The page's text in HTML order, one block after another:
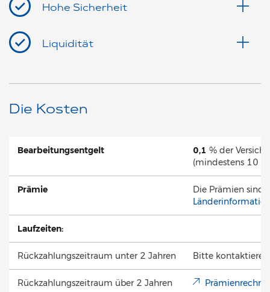
Hohe Sicherheit
Liquidität
Die Kosten
Bearbeitungsentgelt 0,1 % der
(mindestens 10
Prämie
Die Prämien sind
Laufzeiten:
Rückzahlungszeitraum unter 2 Jahren Bitte
Rückzahlungszeitraum über 2 Jahren